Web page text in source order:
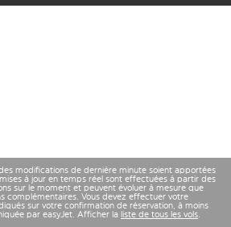
modifications de dernière minute soient apportées
à jour en temps réel sont effectuées à partir des
sur le moment et peuvent évoluer à mesure que
complémentaires. Vous devez effectuer votre
sur votre confirmation de réservation, à moins
par easyJet. Afficher la liste de tous les vols.